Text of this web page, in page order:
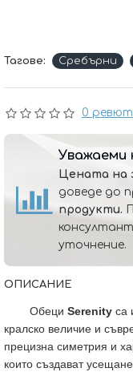
0
Тагове: Сребърни
Уважаеми
Цената на
доведе до
продукти.
уточнение.
ОПИСАНИЕ
Обеци Serenity са
кралско величие и
прецизна симетрия и
които създават